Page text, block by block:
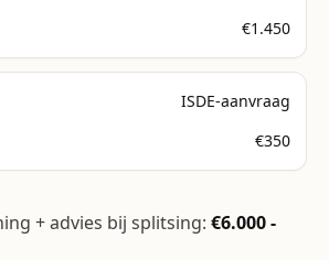
€1.450
ISDE-aanvraag
€350
+ advies bij splitsing: €6.000 -